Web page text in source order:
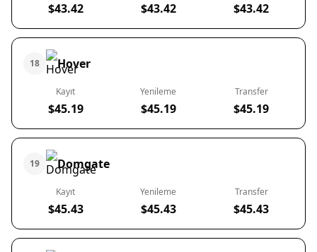
$43.42 $43.42 $43.42
18 Hover
Kayıt
$45.19
Yenileme
$45.19
Transfer
$45.19
19 Domgate
Kayıt
$45.43
Yenileme
$45.43
Transfer
$45.43